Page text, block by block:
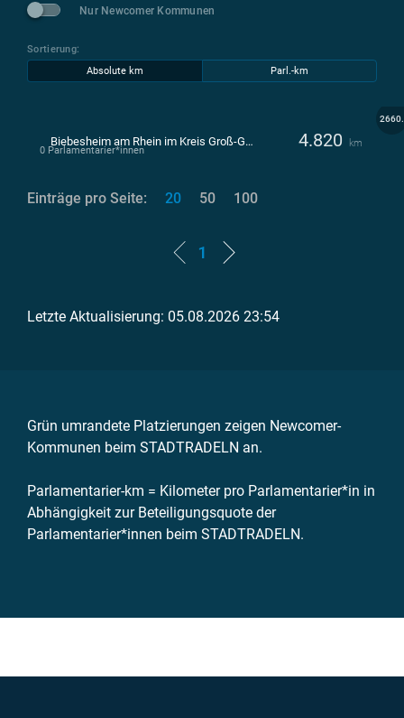
Nur Newcomer Kommunen
Sortierung:
Absolute km
Parl.-km
2660.
Biebesheim am Rhein im Kreis Groß-Gerau 4.820 km
0 Parlamentarier*innen
1
Einträge pro Seite: 20 50 100
Letzte Aktualisierung: 05.08.2026 23:54
Grün umrandete Platzierungen zeigen Newcomer-
Kommunen beim STADTRADELN an.
Parlamentarier-km = Kilometer pro Parlamentarier*in in
Abhängigkeit zur Beteiligungsquote der
Parlamentarier*innen beim STADTRADELN.